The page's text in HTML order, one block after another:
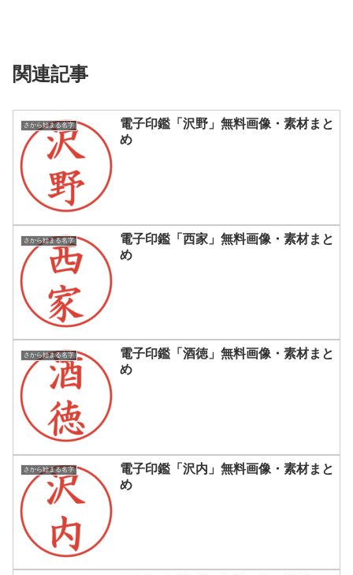
関連記事
さから始まる名字
電子印鑑「沢野」無料画像・素材まと
め
さから始まる名字
電子印鑑「西家」無料画像・素材まと
め
さから始まる名字
電子印鑑「酒徳」無料画像・素材まと
め
さから始まる名字
電子印鑑「沢内」無料画像・素材まと
め